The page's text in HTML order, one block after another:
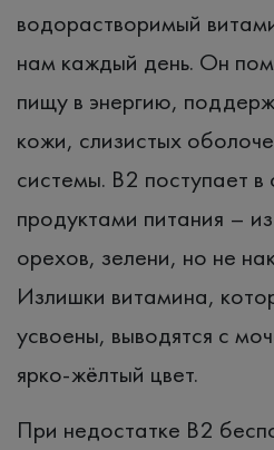
водорастворимый
нам каждый день. Он
пищу в энергию,
кожи, слизистых
системы. B2 поступает в
продуктами питания –
орехов, зелени, но не
Излишки витамина,
усвоены, выводятся с
ярко-жёлтый цвет.
При недостатке B2